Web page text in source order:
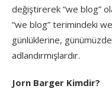
değiştirerek “we blog”
“we blog” terimindeki
günlüklerine,
adlandırmışlardır.
Jorn Barger Kimdir?